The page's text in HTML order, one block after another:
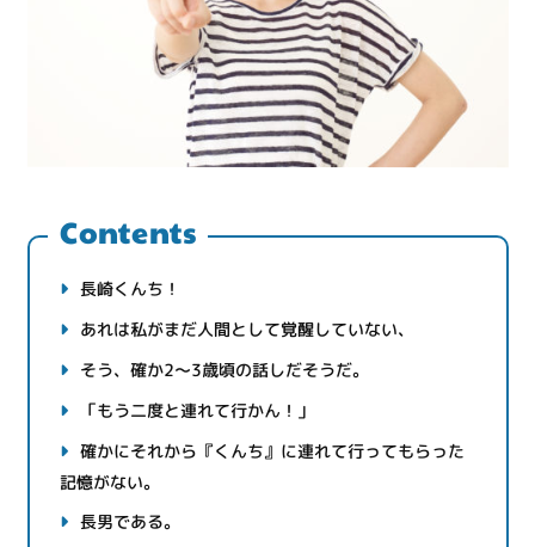
Contents
長崎くんち！
あれは私がまだ人間として覚醒していない、
そう、確か2～3歳頃の話しだそうだ。
「もう二度と連れて行かん！」
確かにそれから『くんち』に連れて行ってもらった
記憶がない。
長男である。